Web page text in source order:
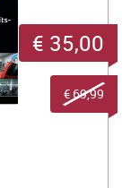
€ 35,00
€ 69,99